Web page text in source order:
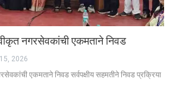
नगरसेवकांची एकमताने निवड
2026
एकमताने निवड सर्वपक्षीय सहमतीने निवड प्रक्रिया